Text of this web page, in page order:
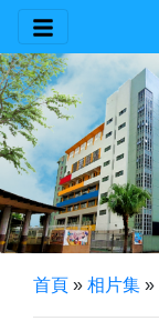
首頁 » 相片集 »